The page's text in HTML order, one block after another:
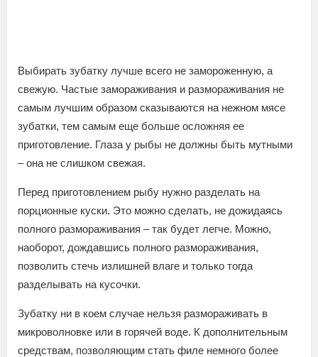
Выбирать зубатку лучше всего не замороженную, а
свежую. Частые замораживания и размораживания не
самым лучшим образом сказываются на нежном мясе
зубатки, тем самым еще больше осложняя ее
приготовление. Глаза у рыбы не должны быть мутными
– она не слишком свежая.
Перед приготовлением рыбу нужно разделать на
порционные куски. Это можно сделать, не дожидаясь
полного размораживания – так будет легче. Можно,
наоборот, дождавшись полного размораживания,
позволить стечь излишней влаге и только тогда
разделывать на кусочки.
Зубатку ни в коем случае нельзя размораживать в
микроволновке или в горячей воде. К дополнительным
средствам, позволяющим стать филе немного более